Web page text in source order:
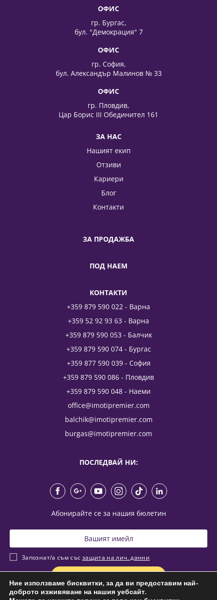
ОФИС
гр. Бургас,
бул. "Демокрация" 7
ОФИС
гр. София,
бул. Александър Малинов № 33
ОФИС
гр. Пловдив,
Цар Борис III Обединител 161
ЗА НАС
Нашият екип
Отзиви
Кариери
Блог
Контакти
ЗА ПРОДАЖБА
ПОД НАЕМ
КОНТАКТИ
+359 879 590 022 - Варна
+359 52 92 93 63 - Варна
+359 879 590 053 - Балчик
+359 879 590 074 - Бургас
+359 877 590 039 - София
+359 879 590 086 - Пловдив
+359 879 590 048 - Наеми
office@imotipremier.com
balchik@imotipremier.com
burgas@imotipremier.com
ПОСЛЕДВАЙ НИ:
Абонирайте се за нашия бюлетин
Запознат/а съм със защита на лич. данни
Ние използваме бисквитки, за да ви предоставим най-
доброто изживяване на нашия уебсайт.